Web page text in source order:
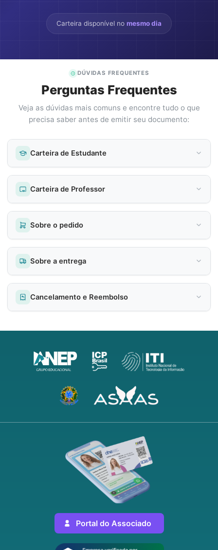
Carteira disponível no mesmo dia
DÚVIDAS FREQUENTES
Perguntas Frequentes
Veja as dúvidas mais comuns e encontre tudo o que
precisa saber antes de emitir seu documento:
Carteira de Estudante
Carteira de Professor
Sobre o pedido
Sobre a entrega
Cancelamento e Reembolso
Portal do Associado